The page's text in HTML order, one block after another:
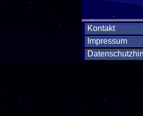
Kontakt
Impressum